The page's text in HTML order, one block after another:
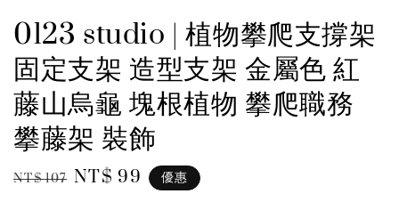
0123 studio | 植物攀爬支撐架
固定支架 造型支架 金屬色 紅
藤山烏龜 塊根植物 攀爬職務
攀藤架 裝飾
Regular
NT$ 107 Sale
NT$ 99 優惠